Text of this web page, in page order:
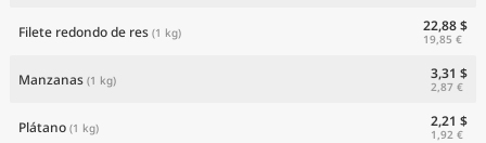
Filete redondo de res (1 kg) 22,88 $
19,85 €
Manzanas (1 kg) 3,31 $
2,87 €
Plátano (1 kg) 2,21 $
1,92 €